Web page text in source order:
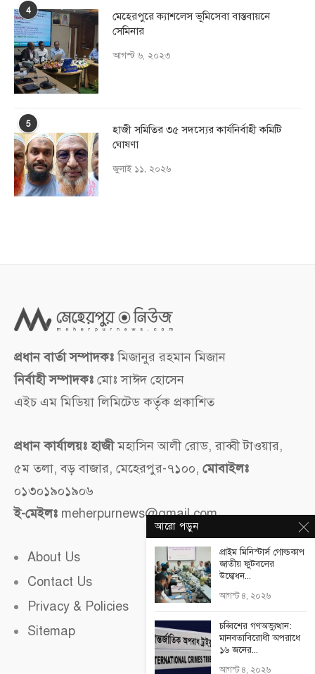
4
মেহেরপুরে ক্যাশলেস ভূমিসেবা বাস্তবায়নে
সেমিনার
আগস্ট ৬, ২০২৩
5
হাজী সমিতির ৩৫ সদস্যের কার্যনির্বাহী কমিটি
ঘোষণা
জুলাই ১১, ২০২৬
প্রধান বার্তা সম্পাদকঃমিজানুর রহমান মিজান
নির্বাহী সম্পাদকঃ মোঃ সাঈদ হোসেন
এইচ এম মিডিয়া লিমিটেড কর্তৃক প্রকাশিত
প্রধান কার্যালয়ঃ হাজীমহাসিন আলী রোড, রাব্বী টাওয়ার,
৫ম তলা, বড় বাজার, মেহেরপুর-৭১০০, মোবাইলঃ
০১৩০১৯০১৯০৬
ই-মেইলঃ meherpurnews@gmail.com
About Us
Contact Us
Privacy & Policies
Sitemap
আরো পড়ুন
প্রাইম মিনিস্টার্স গোল্ডকাপ
জাতীয় ফুটবলের
উদ্বোধন...
আগস্ট ৪, ২০২৬
চব্বিশের গণঅভ্যুত্থান:
মানবতাবিরোধী অপরাধে
১৬ জনের...
আগস্ট ৪, ২০২৬